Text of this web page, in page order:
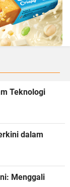
Teknologi
dalam
Menggali